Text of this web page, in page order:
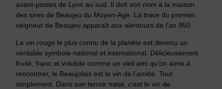
avant-postes de Lyon au sud. Il doit son nom à la maison
des sires de Beaujeu du Moyen-Age. La trace du premier
seigneur de Beaujeu apparaît aux alentours de l’an 950.
Le vin rouge le plus connu de la planète est devenu un
véritable symbole national et international. Délicieusement
fruité, franc et volubile comme un vieil ami qu’on aime à
rencontrer, le Beaujolais est le vin de l’amitié. Tout
simplement. Dans son terroir natal, c’est le vin de